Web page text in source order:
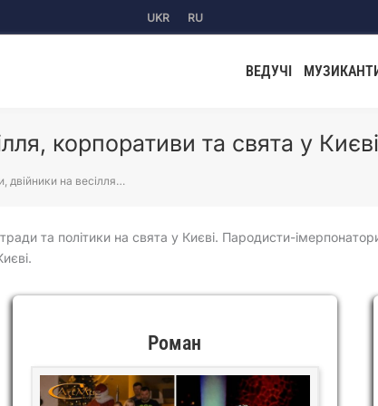
UKR RU
ВЕДУЧІ
корпоративи та свята у Києві
двійники на весілля…
та політики на свята у Києві. Пародисти-
Роман